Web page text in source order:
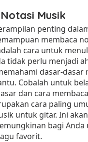
Musik
penting
membaca
cara untuk
tidak perlu menjadi
dasar-dasar
Cobalah untuk
dan cara
cara paling
untuk gitar. Ini
bagi Anda
favorit.